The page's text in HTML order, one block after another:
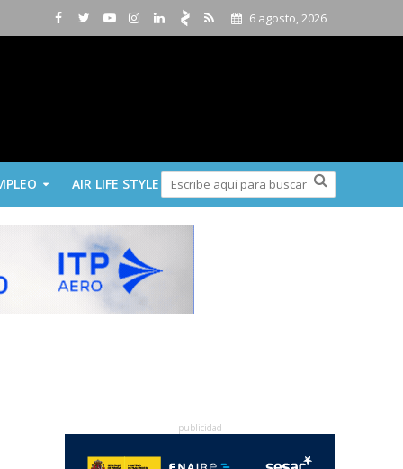
6 agosto, 2026
AIR LIFE STYLE